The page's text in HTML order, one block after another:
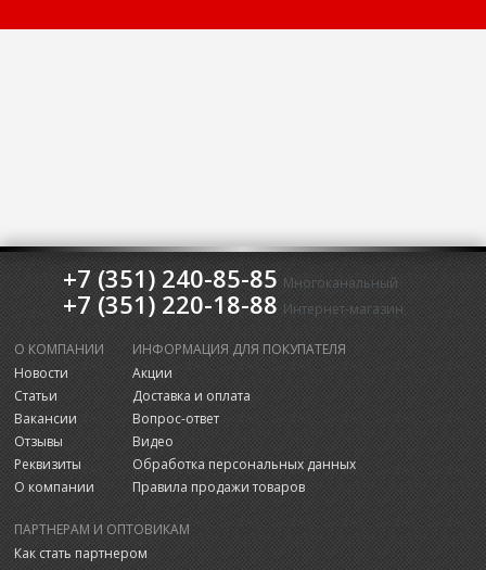
+7 (351) 240-85-85 Многоканальный
+7 (351) 220-18-88 Интернет-магазин
О КОМПАНИИ
Новости
Статьи
Вакансии
Отзывы
Реквизиты
О компании
ИНФОРМАЦИЯ ДЛЯ ПОКУПАТЕЛЯ
Акции
Доставка и оплата
Вопрос-ответ
Видео
Обработка персональных данных
Правила продажи товаров
ПАРТНЕРАМ И ОПТОВИКАМ
Как стать партнером